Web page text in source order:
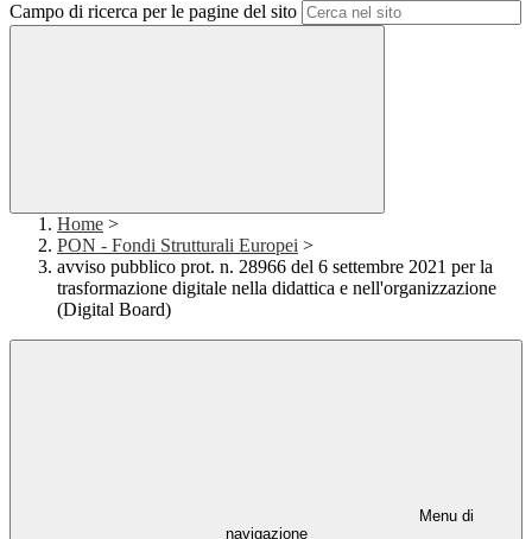
Campo di ricerca per le pagine del sito
Home >
PON - Fondi Strutturali Europei >
avviso pubblico prot. n. 28966 del 6 settembre 2021 per la
trasformazione digitale nella didattica e nell'organizzazione
(Digital Board)
Menu di
navigazione